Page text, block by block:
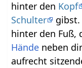
hinter den Kopf
Schulter
gibst.
hinter den Fuß,
Hände neben
aufrecht